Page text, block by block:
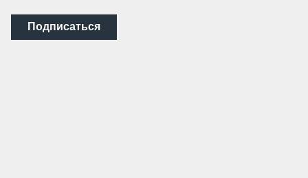
Подписаться